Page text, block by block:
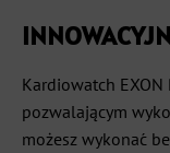
Kardiowatch
pozwalającym
możesz wykonać